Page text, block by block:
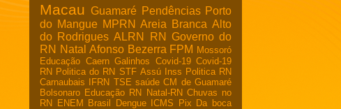
Macau Guamaré Pendências Porto
do Mangue MPRN Areia Branca Alto
do Rodrigues ALRN RN
Governo do
RN Natal Afonso Bezerra FPM Mossoró
Educação Caern Galinhos Covid-19 Covid-19
RN Politica do RN STF Assú Inss Politica RN
Carnaubais
IFRN TSE saúde CM de Guamaré
Bolsonaro Educação RN Natal-RN Chuvas no
RN
ENEM Brasil Dengue ICMS Pix Da boca